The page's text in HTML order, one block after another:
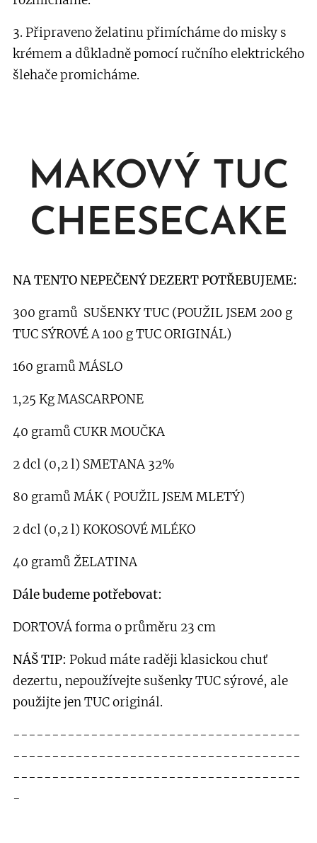
3. Připraveno želatinu přimícháme do misky s
krémem a důkladně pomocí ručního elektrického
šlehače promicháme.
MAKOVÝ TUC
CHEESECAKE
NA TENTO NEPEČENÝ DEZERT POTŘEBUJEME:
300 gramů SUŠENKY TUC (POUŽIL JSEM 200 g
TUC SÝROVÉ A 100 g TUC ORIGINÁL)
160 gramů MÁSLO
1,25 Kg MASCARPONE
40 gramů CUKR MOUČKA
2 dcl (0,2 l) SMETANA 32%
80 gramů MÁK ( POUŽIL JSEM MLETÝ)
2 dcl (0,2 l) KOKOSOVÉ MLÉKO
40 gramů ŽELATINA
Dále budeme potřebovat:
DORTOVÁ forma o průměru 23 cm
NÁŠ TIP: Pokud máte raději klasickou chuť
dezertu, nepoužívejte sušenky TUC sýrové, ale
použijte jen TUC originál.
-------------------------------------
-------------------------------------
-------------------------------------
-